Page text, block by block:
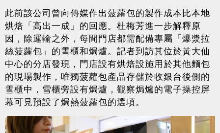
此前該公司曾向傳媒作出菠蘿包的製作成本比本地
烘焙「高出一成」的回應。杜梅芳進一步解釋原
因，除運輸之外，每間門店都需配備專屬「爆漿拉
絲菠蘿包」的雪櫃和焗爐。記者到訪其位於黃大仙
中心的分店發現，門店設有烘焙設施用於其他麵包
的現場製作，唯獨菠蘿包產品存儲於收銀台後側的
雪櫃中，雪櫃旁設有焗爐，觀察焗爐的電子操控屏
幕可見預設了焗熱菠蘿包的選項。